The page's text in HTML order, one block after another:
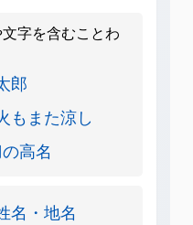
字を含むことわ
郎
もまた涼し
高名
名・地名